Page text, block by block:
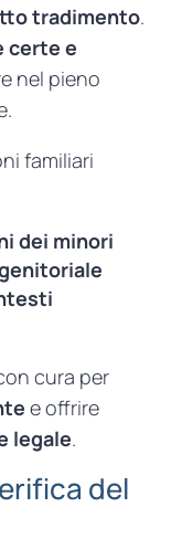
tradimento.
certe e
nel pieno
familiari
dei minori
cura per
e offrire
legale.
del